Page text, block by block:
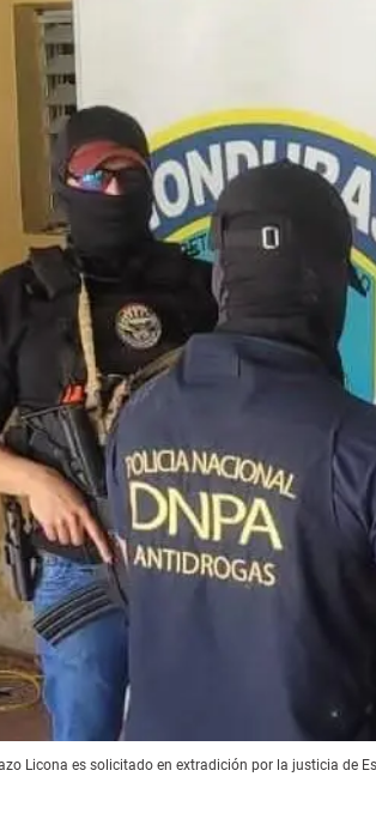
Licona es solicitado en extradición por la justicia de